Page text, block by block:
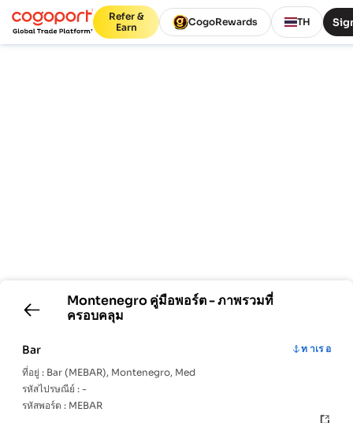
Refer &
Earn
CogoRewards TH
Montenegroคู่มือพอร์ต - ภาพรวมที่
ครอบคลุม
Bar
ท าเร อ
ที่อยู่ : Bar (MEBAR), Montenegro, Med
รหัสไปรษณีย์ : -
รหัสพอร์ต : MEBAR